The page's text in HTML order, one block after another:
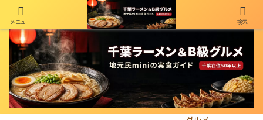
千葉在住50年以上のminiがラーメン・町中華・B級グルメを本音レビュー
メニュー 検索